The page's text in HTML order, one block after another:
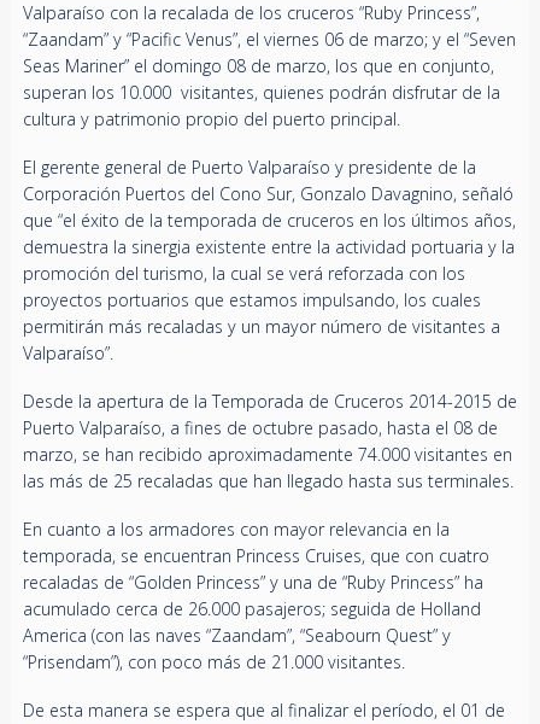
Valparaíso con la recalada de los cruceros “Ruby Princess”,
“Zaandam” y “Pacific Venus”, el viernes 06 de marzo; y el “Seven
Seas Mariner” el domingo 08 de marzo, los que en conjunto,
superan los 10.000 visitantes, quienes podrán disfrutar de la
cultura y patrimonio propio del puerto principal.
El gerente general de Puerto Valparaíso y presidente de la
Corporación Puertos del Cono Sur, Gonzalo Davagnino, señaló
que “el éxito de la temporada de cruceros en los últimos años,
demuestra la sinergia existente entre la actividad portuaria y la
promoción del turismo, la cual se verá reforzada con los
proyectos portuarios que estamos impulsando, los cuales
permitirán más recaladas y un mayor número de visitantes a
Valparaíso”.
Desde la apertura de la Temporada de Cruceros 2014-2015 de
Puerto Valparaíso, a fines de octubre pasado, hasta el 08 de
marzo, se han recibido aproximadamente 74.000 visitantes en
las más de 25 recaladas que han llegado hasta sus terminales.
En cuanto a los armadores con mayor relevancia en la
temporada, se encuentran Princess Cruises, que con cuatro
recaladas de “Golden Princess” y una de “Ruby Princess” ha
acumulado cerca de 26.000 pasajeros; seguida de Holland
America (con las naves “Zaandam”, “Seabourn Quest” y
“Prisendam”), con poco más de 21.000 visitantes.
De esta manera se espera que al finalizar el período, el 01 de